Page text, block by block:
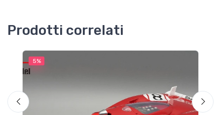
Prodotti correlati
5%